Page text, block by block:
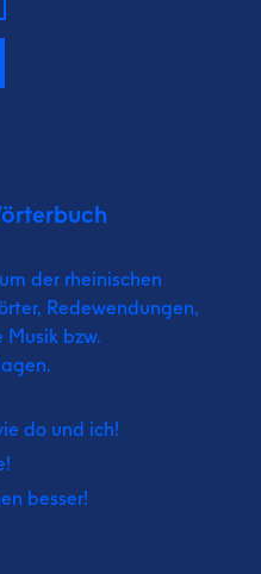
der rheinischen
Redewendungen,
Musik bzw.
do und ich!
besser!